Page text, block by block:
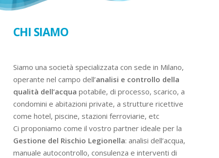
CHI SIAMO
Siamo una società specializzata con sede in Milano,
operante nel campo dell’analisi e controllo della
qualità dell’acqua potabile, di processo, scarico, a
condomini e abitazioni private, a strutture ricettive
come hotel, piscine, stazioni ferroviarie, etc
Ci proponiamo come il vostro partner ideale per la
Gestione del Rischio Legionella: analisi dell’acqua,
manuale autocontrollo, consulenza e interventi di